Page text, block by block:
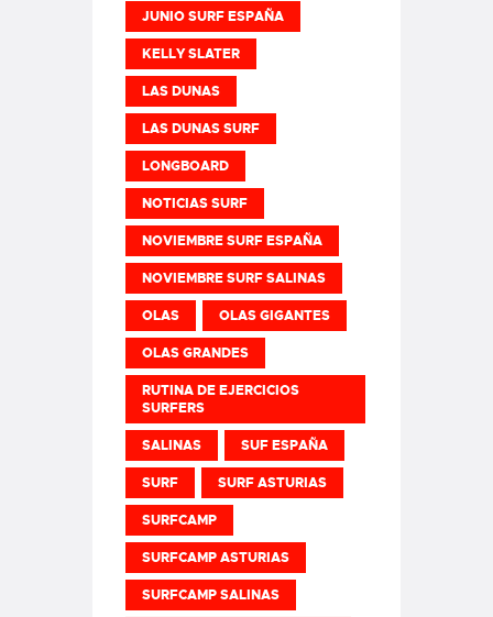
JUNIO SURF ESPAÑA
KELLY SLATER
LAS DUNAS
LAS DUNAS SURF
LONGBOARD
NOTICIAS SURF
NOVIEMBRE SURF ESPAÑA
NOVIEMBRE SURF SALINAS
OLAS OLAS GIGANTES
OLAS GRANDES
RUTINA DE EJERCICIOS
SURFERS
SALINAS SUF ESPAÑA
SURF SURF ASTURIAS
SURFCAMP
SURFCAMP ASTURIAS
SURFCAMP SALINAS